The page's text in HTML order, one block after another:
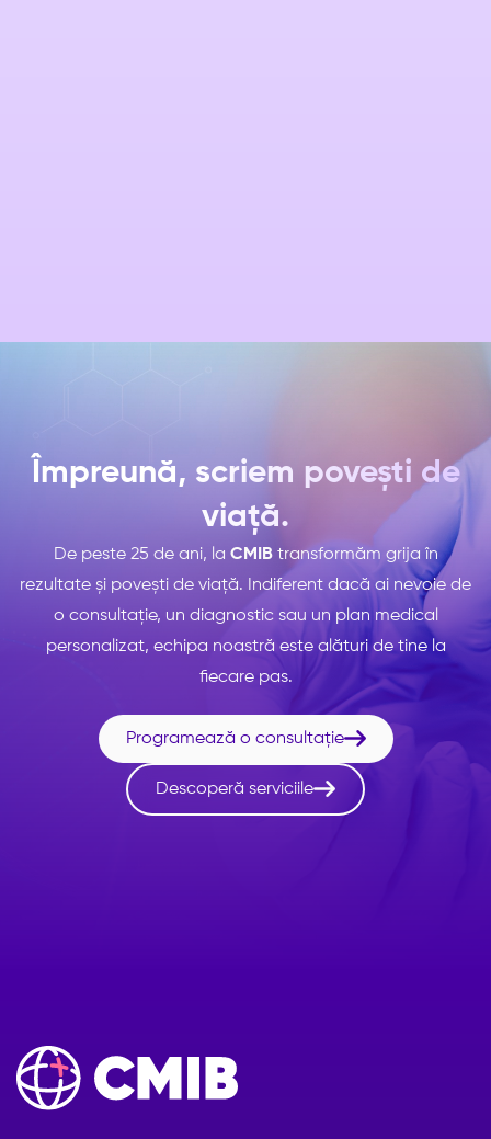
Împreună, scriem povești de
viață.
De peste 25 de ani, la CMIBtransformăm grija în
rezultate și povești de viață. Indiferent dacă ai nevoie de
o consultație, un diagnostic sau un plan medical
personalizat, echipa noastră este alături de tine la
fiecare pas.
Programează o consultație
Descoperă serviciile